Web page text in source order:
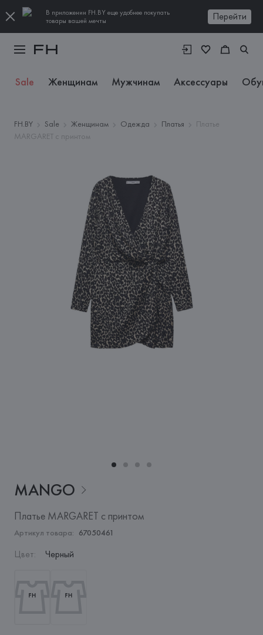
В приложении FH.BY еще удобнее покупать
товары вашей мечты
Перейти
Sale Женщинам Мужчинам Аксессуары
FH.BY Sale Женщинам Одежда Платья
Платье
MARGARET с принтом
MANGO
Платье MARGARET с принтом
Артикул товара: 67050461
Цвет: Черный